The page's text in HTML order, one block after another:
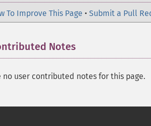
To Improve This Page • Submit a Pull
Notes
no user contributed notes for this page.